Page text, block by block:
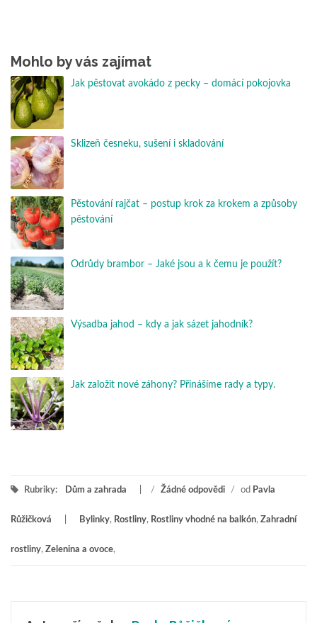
Mohlo by vás zajímat
Jak pěstovat avokádo z pecky – domácí pokojovka
Sklizeň česneku, sušení i skladování
Pěstování rajčat – postup krok za krokem a způsoby
pěstování
Odrůdy brambor – Jaké jsou a k čemu je použít?
Výsadba jahod – kdy a jak sázet jahodník?
Jak založit nové záhony? Přinášíme rady a typy.
Rubriky: Dům a zahrada / Žádné odpovědi / od Pavla
Růžičková Bylinky, Rostliny, Rostliny vhodné na balkón, Zahradní
rostliny, Zelenina a ovoce,